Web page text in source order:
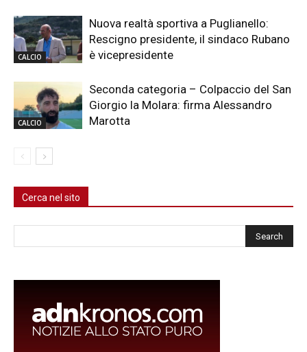
CALCIO
Nuova realtà sportiva a Puglianello:
Rescigno presidente, il sindaco Rubano
è vicepresidente
CALCIO
Seconda categoria – Colpaccio del San
Giorgio la Molara: firma Alessandro
Marotta
Cerca nel sito